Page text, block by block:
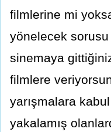
filmlerine mi
yönelecek sorusu
sinemaya
filmlere
yarışmalara
yakalamış